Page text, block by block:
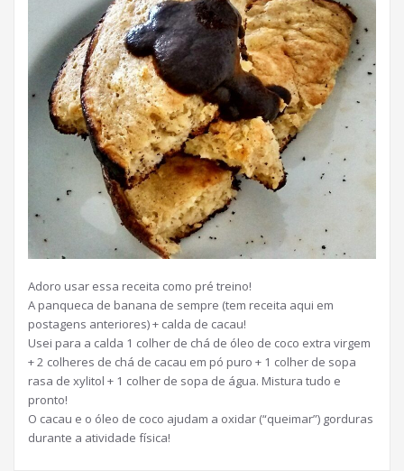
Adoro usar essa receita como pré treino!
A panqueca de banana de sempre (tem receita aqui em
postagens anteriores) + calda de cacau!
Usei para a calda 1 colher de chá de óleo de coco extra virgem
+ 2 colheres de chá de cacau em pó puro + 1 colher de sopa
rasa de xylitol + 1 colher de sopa de água. Mistura tudo e
pronto!
O cacau e o óleo de coco ajudam a oxidar (“queimar”) gorduras
durante a atividade física!